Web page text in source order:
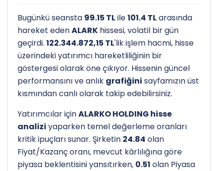
Bugünkü seansta 99.15 TLile101.4 TLarasında
hareket edenALARK hissesi, volatil bir gün
geçirdi. 122.344.872,15 TL'lik işlem hacmi, hisse
üzerindeki yatırımcı hareketliliğinin bir
göstergesi olarak öne çıkıyor. Hissenin güncel
performansını ve anlık grafiğini sayfamızın üst
kısmından canlı olarak takip edebilirsiniz.
Yatırımcılar içinALARKO HOLDING hisse
analizi yaparken temel değerleme oranları
kritik ipuçları sunar. Şirketin 24.84 olan
Fiyat/Kazanç oranı, mevcut kârlılığına göre
piyasa beklentisini yansıtırken, 0.51 olan Piyasa